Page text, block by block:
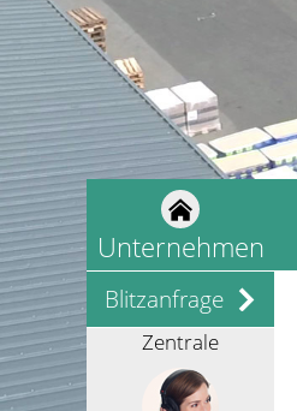
Unternehmen
Blitzanfrage
Zentrale